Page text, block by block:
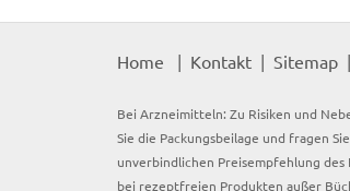
Home Kontakt Sitemap
Bei Arzneimitteln: Zu Risiken und
Sie die Packungsbeilage und fragen
unverbindlichen Preisempfehlung
bei rezeptfreien Produkten außer